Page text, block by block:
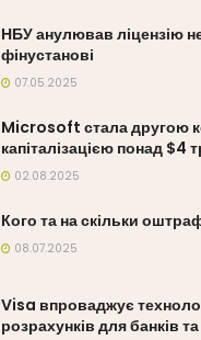
НБУ анулював ліцензію
фінустанові
07.05.2025
Microsoft стала другою
капіталізацією понад $4
02.08.2025
Кого та на скільки
08.07.2025
Visa впроваджує
розрахунків для банків